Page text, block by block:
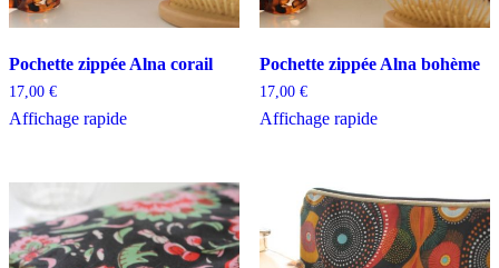
Pochette zippée Alna corail
17,00 €
Affichage rapide
Pochette zippée Alna bohème
17,00 €
Affichage rapide